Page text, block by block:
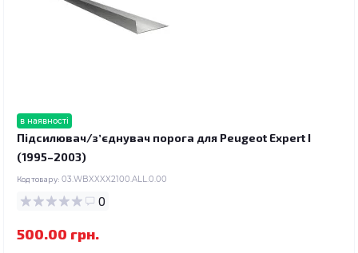
в наявності
Підсилювач/зʼєднувач порога для Peugeot Expert I
(1995–2003)
Код товару: 03.WBXXXX2100.ALL.0.00
0
500.00 грн.